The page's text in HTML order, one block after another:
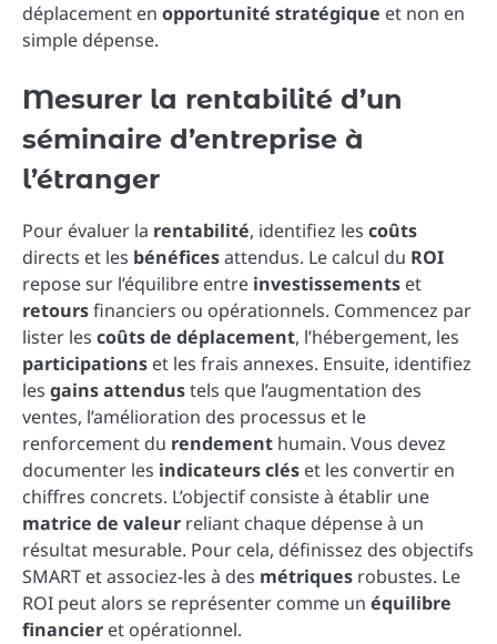
déplacement en opportunité stratégique et non en
simple dépense.
Mesurer la rentabilité d’un
séminaire d’entreprise à
l’étranger
Pour évaluer la rentabilité, identifiez les coûts
directs et les bénéficesattendus. Le calcul du ROI
repose sur l’équilibre entre investissements et
retoursfinanciers ou opérationnels. Commencez par
lister les coûts de déplacement, l’hébergement, les
participations et les frais annexes. Ensuite, identifiez
les gains attendustels que l’augmentation des
ventes, l’amélioration des processus et le
renforcement du rendement humain. Vous devez
documenter les indicateurs clés et les convertir en
chiffres concrets. L’objectif consiste à établir une
matrice de valeur reliant chaque dépense à un
résultat mesurable. Pour cela, définissez des objectifs
SMART et associez-les à des métriques robustes. Le
ROI peut alors se représenter comme un équilibre
financier et opérationnel.